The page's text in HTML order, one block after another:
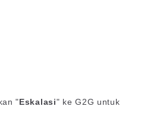
"Eskalasi" ke G2G untuk